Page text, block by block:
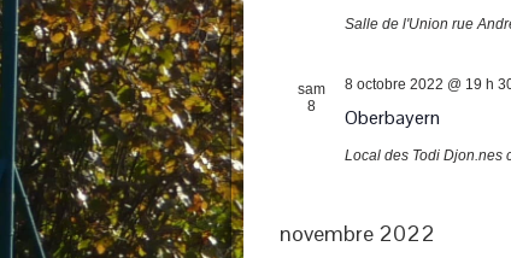
Salle de l'Union rue
sam
8
Oberbayern
8 octobre 2022 @ 19 h
Local des Todi Djon.nes
novembre 2022